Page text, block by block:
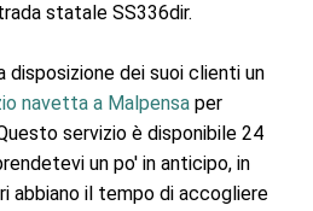
statale SS336dir.
dei suoi clienti un
navetta a Malpensa per
servizio è disponibile 24
un po' in anticipo, in
abbiano il tempo di accogliere